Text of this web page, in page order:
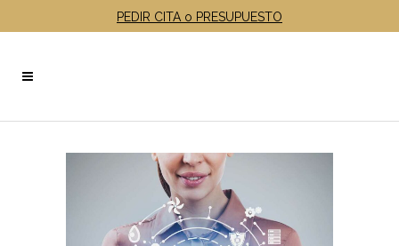
PEDIR CITA o PRESUPUESTO